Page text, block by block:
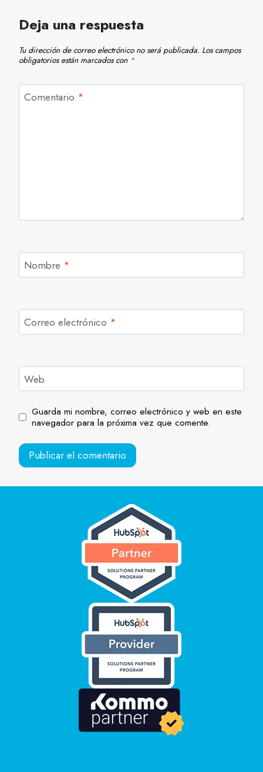
Deja una respuesta
Tu dirección de correo electrónico no será publicada. Los campos
obligatorios están marcados con *
Comentario *
Nombre *
Correo electrónico *
Web
Guarda mi nombre, correo electrónico y web en este
navegador para la próxima vez que comente.